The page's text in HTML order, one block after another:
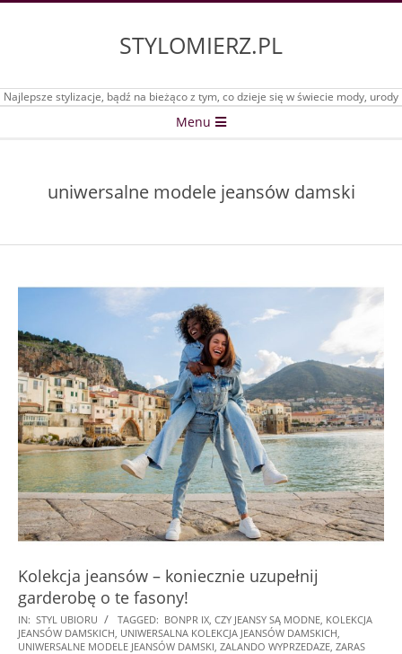
STYLOMIERZ.PL
Najlepsze stylizacje, bądź na bieżąco z tym, co dzieje się w świecie mody, urody
Menu
uniwersalne modele jeansów damski
Kolekcja jeansów – koniecznie uzupełnij
garderobę o te fasony!
2025-
06-
IN: STYL UBIORU TAGGED: BONPR IX CZY JEANSY SĄ MODNE KOLEKCJA
JEANSÓW DAMSKICH UNIWERSALNA KOLEKCJA JEANSÓW DAMSKICH
UNIWERSALNE MODELE JEANSÓW DAMSKI ZALANDO WYPRZEDAZE ZARAS